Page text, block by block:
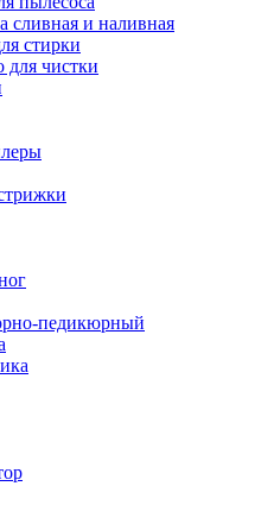
сливная и наливная
стирки
для чистки
педикюрный